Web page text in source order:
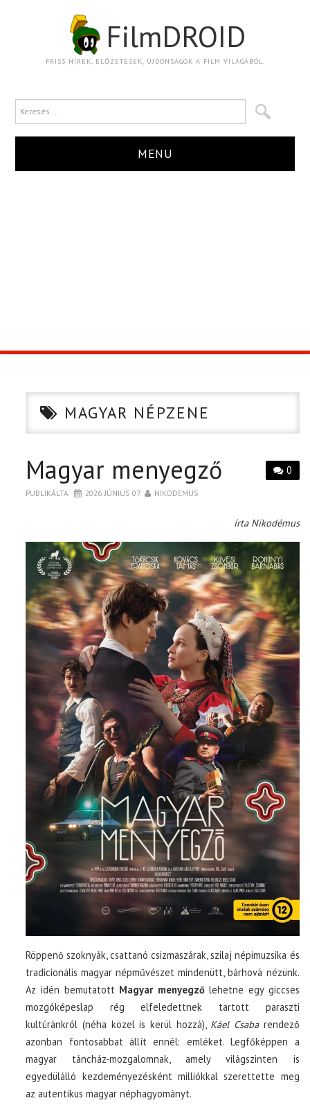
FilmDROID
FRISS HÍREK, ELŐZETESEK, ÚJDONSÁGOK A FILM VILÁGÁBÓL.
MENU
CIKK
PÓLÓ RENDELÉS
MAGYAR NÉPZENE
0
Magyar menyegző
PUBLIKÁLTA 2026. JÚNIUS 07. NIKODEMUS
írta Nikodémus
Röppenő szoknyák, csattanó csizmaszárak, szilaj népimuzsika és
tradicionális magyar népművészet mindenütt, bárhová nézünk.
Az idén bemutatott Magyar menyegzőlehetne egy giccses
mozgóképeslap rég elfeledettnek tartott paraszti
kultúránkról (néha közel is kerül hozzá), Káel Csabarendező
azonban fontosabbat állít ennél: emléket. Legfőképpen a
magyar táncház-mozgalomnak, amely világszinten is
egyedülálló kezdeményezésként milliókkal szerettette meg
az autentikus magyar néphagyományt.